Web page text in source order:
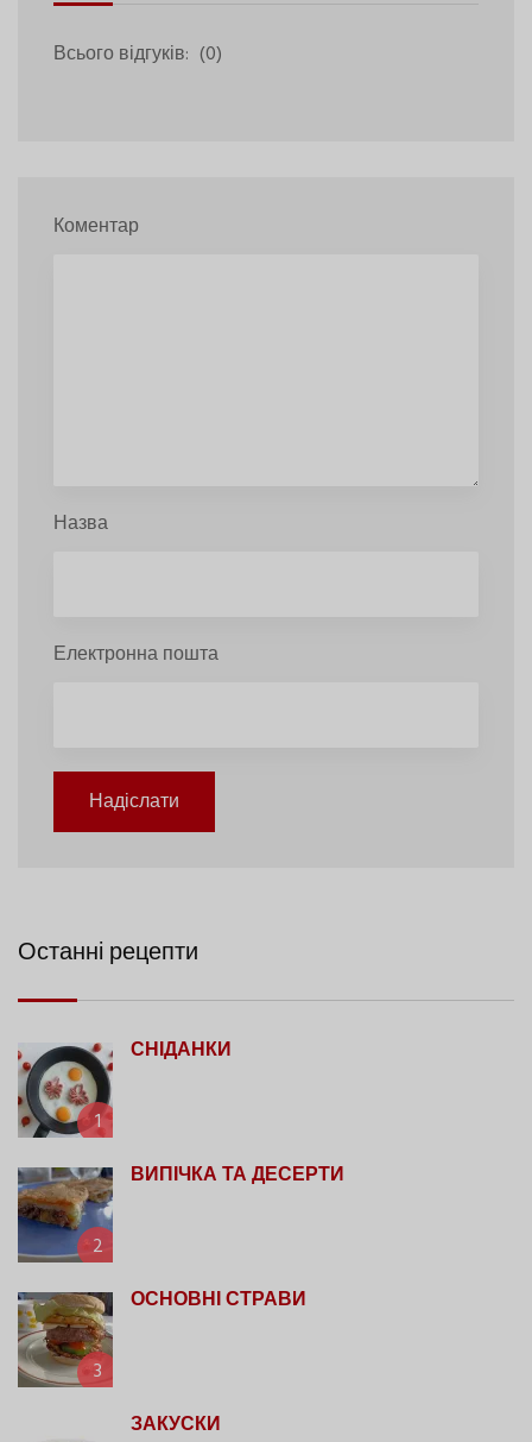
Всього відгуків: (0)
Коментар
Назва
Електронна пошта
Надіслати
Останні рецепти
1
СНІДАНКИ
2
ВИПІЧКА ТА ДЕСЕРТИ
3
ОСНОВНІ СТРАВИ
ЗАКУСКИ